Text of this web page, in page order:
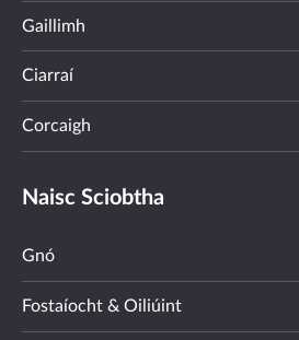
Gaillimh
Ciarraí
Corcaigh
Naisc Sciobtha
Gnó
Fostaíocht & Oiliúint